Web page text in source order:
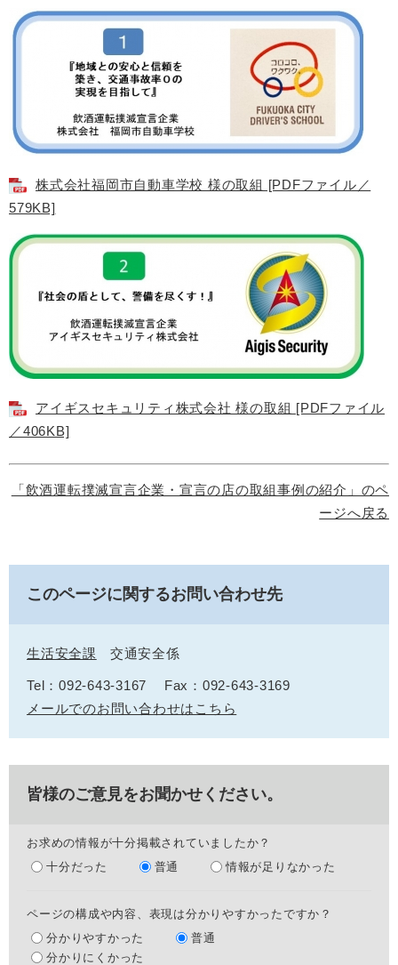
株式会社福岡市自動車学校 様の取組 [PDFファイル／
579KB]
アイギスセキュリティ株式会社 様の取組 [PDFファイル
／406KB]
「飲酒運転撲滅宣言企業・宣言の店の取組事例の紹介」のペ
ージへ戻る
このページに関するお問い合わせ先
生活安全課 交通安全係
Tel：092-643-3167
Fax：092-643-3169
メールでのお問い合わせはこちら
皆様のご意見をお聞かせください。
お求めの情報が十分掲載されていましたか？
十分だった
普通 情報が足りなかった
ページの構成や内容、表現は分かりやすかったですか？
分かりやすかった
普通
分かりにくかった